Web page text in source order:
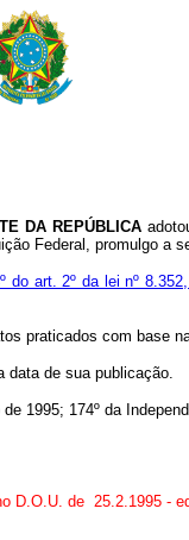
DA REPÚBLICA
Federal, promulgo a
do art. 2º da lei nº
praticados com base
data de sua publicação.
174º da
D.O.U. de 25.2.1995 -